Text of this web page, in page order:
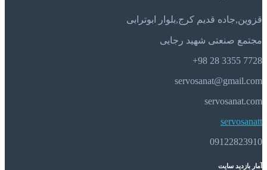
قزوین,جاده قدیم کرج,بلوار ابوترابی
مجتمع صنعتی شهید رجایی
7728 3355 28 98+
servosanat@gmail.com
servosanat.com
servosanatt
09122823910
آمار بازدید سایت